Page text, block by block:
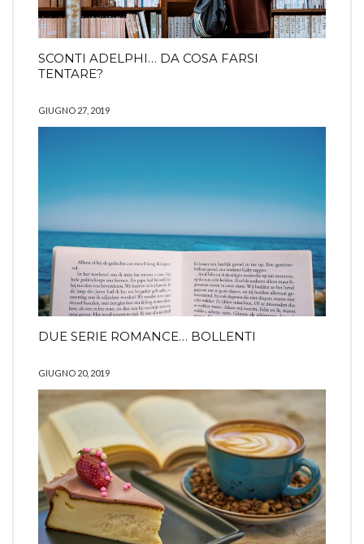
SCONTI ADELPHI… DA COSA FARSI
TENTARE?
GIUGNO 27, 2019
DUE SERIE ROMANCE… BOLLENTI
GIUGNO 20, 2019